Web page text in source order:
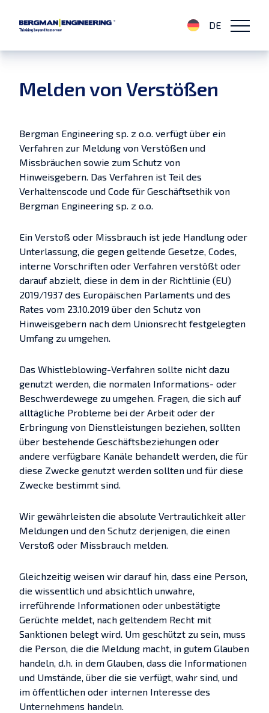
DE
Melden von Verstößen
Bergman Engineering sp. z o.o. verfügt über ein
Verfahren zur Meldung von Verstößen und
Missbräuchen sowie zum Schutz von
Hinweisgebern. Das Verfahren ist Teil des
Verhaltenscode und Code für Geschäftsethik von
Bergman Engineering sp. z o.o.
Ein Verstoß oder Missbrauch ist jede Handlung oder
Unterlassung, die gegen geltende Gesetze, Codes,
interne Vorschriften oder Verfahren verstößt oder
darauf abzielt, diese in dem in der Richtlinie (EU)
2019/1937 des Europäischen Parlaments und des
Rates vom 23.10.2019 über den Schutz von
Hinweisgebern nach dem Unionsrecht festgelegten
Umfang zu umgehen.
Das Whistleblowing-Verfahren sollte nicht dazu
genutzt werden, die normalen Informations- oder
Beschwerdewege zu umgehen. Fragen, die sich auf
alltägliche Probleme bei der Arbeit oder der
Erbringung von Dienstleistungen beziehen, sollten
über bestehende Geschäftsbeziehungen oder
andere verfügbare Kanäle behandelt werden, die für
diese Zwecke genutzt werden sollten und für diese
Zwecke bestimmt sind.
Wir gewährleisten die absolute Vertraulichkeit aller
Meldungen und den Schutz derjenigen, die einen
Verstoß oder Missbrauch melden.
Gleichzeitig weisen wir darauf hin, dass eine Person,
die wissentlich und absichtlich unwahre,
irreführende Informationen oder unbestätigte
Gerüchte meldet, nach geltendem Recht mit
Sanktionen belegt wird. Um geschützt zu sein, muss
die Person, die die Meldung macht, in gutem Glauben
handeln, d.h. in dem Glauben, dass die Informationen
und Umstände, über die sie verfügt, wahr sind, und
im öffentlichen oder internen Interesse des
Unternehmens handeln.